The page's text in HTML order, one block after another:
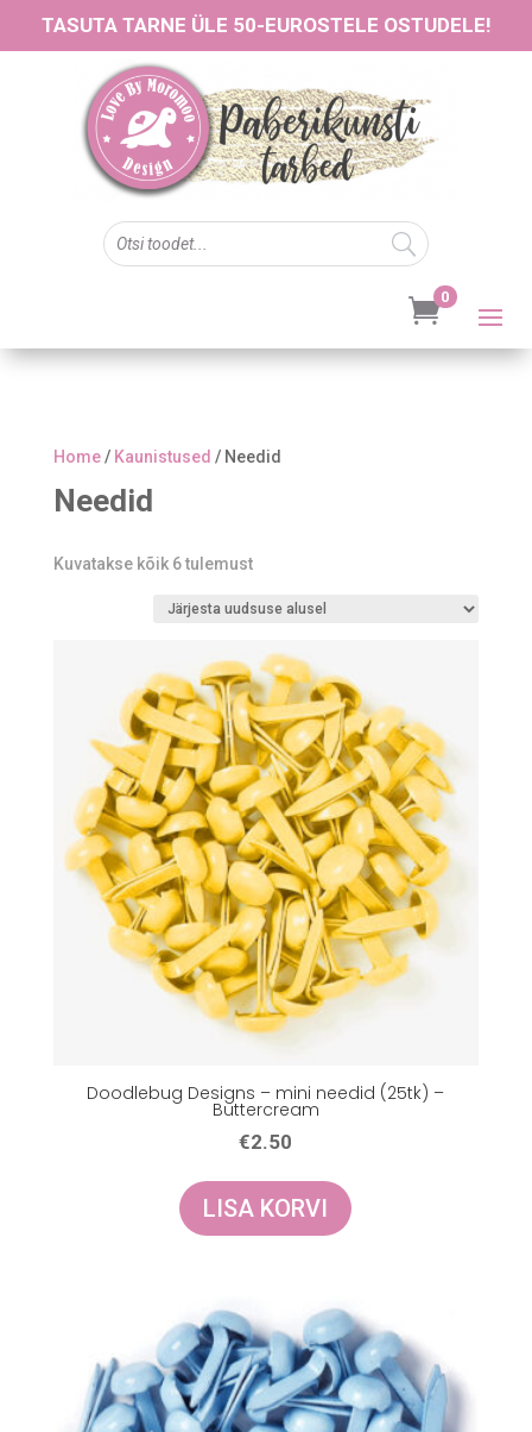
TASUTA TARNE ÜLE 50-EUROSTELE OSTUDELE!
0
Home/ Kaunistused / Needid
Needid
Kuvatakse kõik 6 tulemustSorted
latest
Doodlebug Designs – mini needid (25tk) –
Buttercream
€2.50
LISA KORVI